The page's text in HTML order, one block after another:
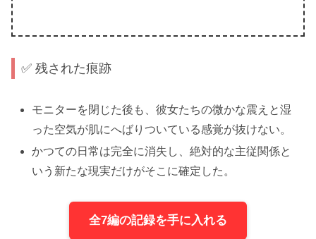
✅ 残された痕跡
モニターを閉じた後も、彼女たちの微かな震えと湿
った空気が肌にへばりついている感覚が抜けない。
かつての日常は完全に消失し、絶対的な主従関係と
いう新たな現実だけがそこに確定した。
全7編の記録を手に入れる